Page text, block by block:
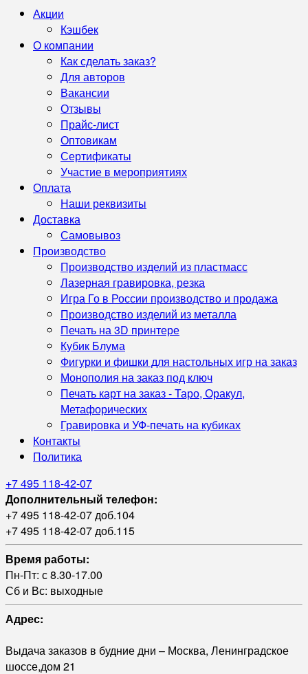
Акции
Кэшбек
О компании
Как сделать заказ?
Для авторов
Вакансии
Отзывы
Прайс-лист
Оптовикам
Сертификаты
Участие в мероприятиях
Оплата
Наши реквизиты
Доставка
Самовывоз
Производство
Производство изделий из пластмасс
Лазерная гравировка, резка
Игра Го в России производство и продажа
Производство изделий из металла
Печать на 3D принтере
Кубик Блума
Фигурки и фишки для настольных игр на заказ
Монополия на заказ под ключ
Печать карт на заказ - Таро, Оракул,
Метафорических
Гравировка и УФ‑печать на кубиках
Контакты
Политика
+7 495 118-42-07
Дополнительный телефон:
+7 495 118-42-07 доб.104
+7 495 118-42-07 доб.115
Время работы:
Пн-Пт: с 8.30-17.00
Сб и Вс: выходные
Адрес:
Выдача заказов в будние дни – Москва, Ленинградское
шоссе,дом 21